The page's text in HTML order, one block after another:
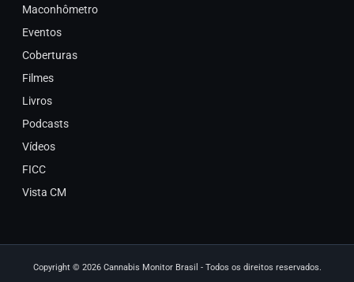
Maconhômetro
Eventos
Coberturas
Filmes
Livros
Podcasts
Vídeos
FICC
Vista CM
Copyright © 2026 Cannabis Monitor Brasil - Todos os direitos reservados.